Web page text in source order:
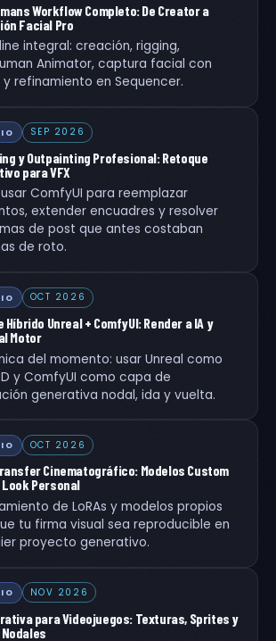
Workflow Completo: De Creator a
Facial Pro
integral: creación, rigging,
Animator, captura facial con
y refinamiento en Sequencer.
SEP 2026
y Outpainting Profesional: Retoque
para VFX
ComfyUI para reemplazar
extender encuadres y resolver
de post que antes costaban
de roto.
OCT 2026
Híbrido Unreal + ComfyUI: Render a IA y
Motor
del momento: usar Unreal como
y ComfyUI como capa de
generativa nodal, ida y vuelta.
OCT 2026
Cinematográfico: Modelos Custom
Personal
de LoRAs y modelos propios
tu firma visual sea reproducible en
proyecto generativo.
NOV 2026
para Videojuegos: Texturas, Sprites y